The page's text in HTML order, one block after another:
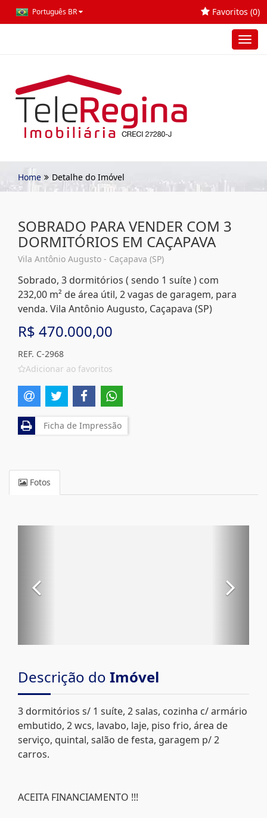
Português BR Favoritos (0)
Home Detalhe do Imóvel
SOBRADO PARA VENDER COM 3
DORMITÓRIOS EM CAÇAPAVA
Vila Antônio Augusto - Caçapava (SP)
Sobrado, 3 dormitórios ( sendo 1 suíte ) com
232,00 m² de área útil, 2 vagas de garagem, para
venda. Vila Antônio Augusto, Caçapava (SP)
R$ 470.000,00
REF. C-2968
Adicionar ao favoritos
Ficha de Impressão
Fotos
Descrição do Imóvel
3 dormitórios s/ 1 suíte, 2 salas, cozinha c/ armário
embutido, 2 wcs, lavabo, laje, piso frio, área de
serviço, quintal, salão de festa, garagem p/ 2
carros.
ACEITA FINANCIAMENTO !!!